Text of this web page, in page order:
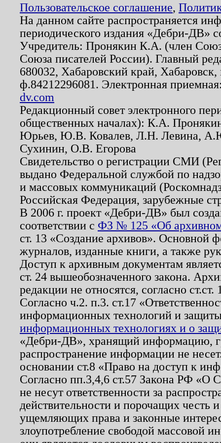
Пользовательское соглашение,
На данном сайте распространяется
периодического издания «Дебри-ДВ»
Учредитель: Пронякин К.А. (член
Союза писателей России). Главный
680032, Хабаровский край,
ф.84212296081. Электронная
dv.com
Редакционный совет электронного
общественных началах): К.А.
Юрьев, Ю.В. Ковалев, Л.Н. Левина,
Сухинин, О.В. Егорова
Свидетельство о регистрации СМИ
выдано Федеральной службой по
и массовых коммуникаций
Российская Федерация, зарубежные
В 2006 г. проект «Дебри-ДВ» был
соответствии с ФЗ № 125 «Об
ст. 13 «Создание архивов». Основной
журналов, изданные книги, а также
Доступ к архивным документам
ст. 24 вышеобозначенного закона.
редакции не относятся, согласно
Согласно ч.2. п.3. ст.17
информационных технологий и
информационных технологиях и о
«Дебри-ДВ», хранящий информацию,
распространение информации не
основании ст.8 «Право на доступ к
Согласно пп.3,4,6 ст.57 Закона РФ «О
не несут ответственности за
действительности и порочащих честь
ущемляющих права и законные
злоупотребление свободой массовой